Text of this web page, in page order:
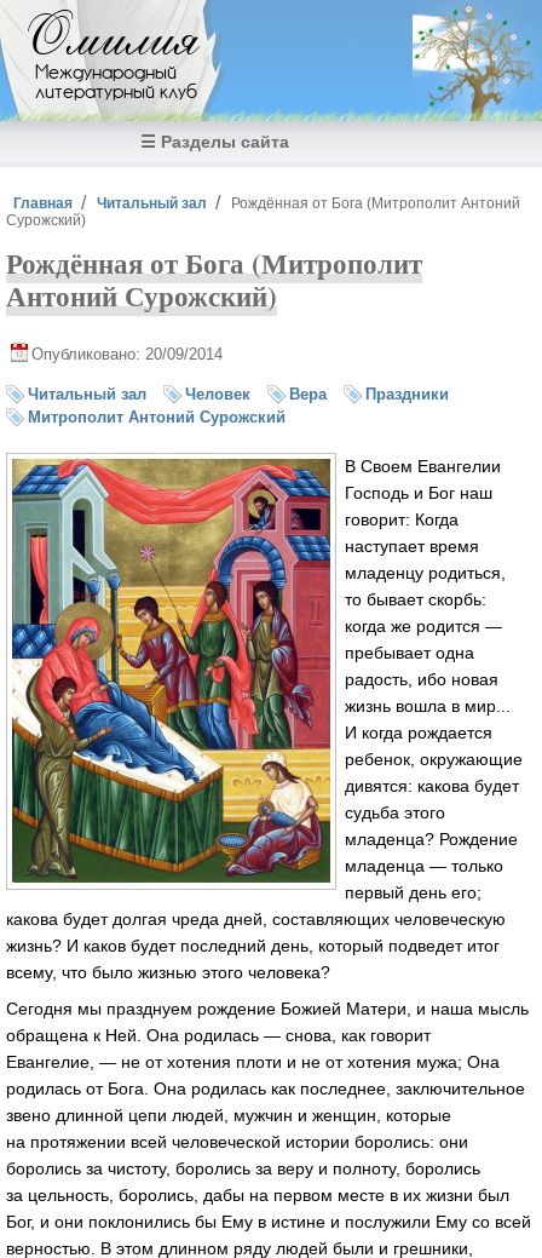
Перейти к основному содержанию
Омилия
Международный
литературный клуб
☰ Разделы сайта
Вы здесь
Главная Читальный зал
Рождённая от Бога (Митрополит Антоний
Сурожский)
Рождённая от Бога (Митрополит
Антоний Сурожский)
Опубликовано: 20/09/2014
Читальный зал Человек Вера
Праздники
Митрополит Антоний Сурожский
В Своем Евангелии
Господь и Бог наш
говорит: Когда
наступает время
младенцу родиться,
то бывает скорбь:
когда же родится —
пребывает одна
радость, ибо новая
жизнь вошла в мир...
И когда рождается
ребенок, окружающие
дивятся: какова будет
судьба этого
младенца? Рождение
младенца — только
первый день его;
какова будет долгая чреда дней, составляющих человеческую
жизнь? И каков будет последний день, который подведет итог
всему, что было жизнью этого человека?
Сегодня мы празднуем рождение Божией Матери, и наша мысль
обращена к Ней. Она родилась — снова, как говорит
Евангелие, — не от хотения плоти и не от хотения мужа; Она
родилась от Бога. Она родилась как последнее, заключительное
звено длинной цепи людей, мужчин и женщин, которые
на протяжении всей человеческой истории боролись: они
боролись за чистоту, боролись за веру и полноту, боролись
за цельность, боролись, дабы на первом месте в их жизни был
Бог, и они поклонились бы Ему в истине и послужили Ему со всей
верностью. В этом длинном ряду людей были и грешники,